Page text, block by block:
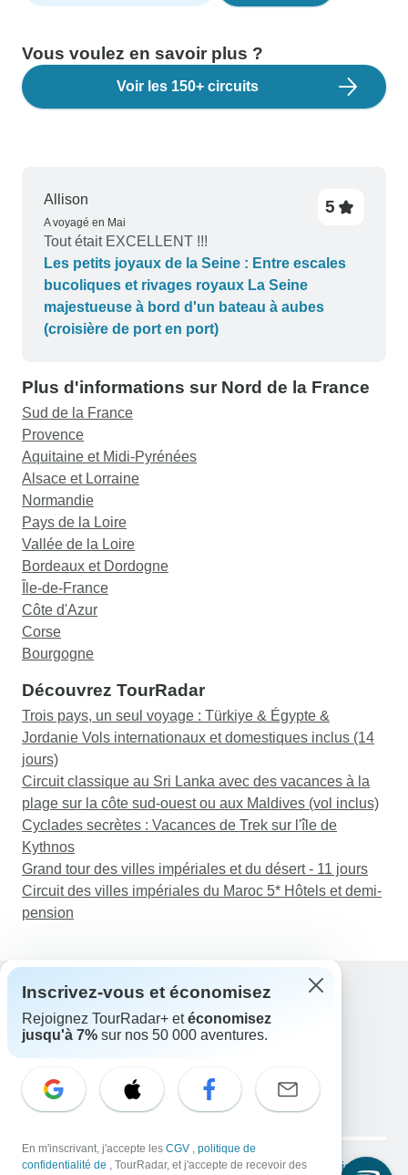
Vous voulez en savoir plus ?
Voir les 150+ circuits
Allison
A voyagé en Mai
5
Tout était EXCELLENT !!!
Les petits joyaux de la Seine : Entre escales
bucoliques et rivages royaux La Seine
majestueuse à bord d'un bateau à aubes
(croisière de port en port)
Plus d'informations sur Nord de la France
Sud de la France
Provence
Aquitaine et Midi-Pyrénées
Alsace et Lorraine
Normandie
Pays de la Loire
Vallée de la Loire
Bordeaux et Dordogne
Île-de-France
Côte d'Azur
Corse
Bourgogne
Découvrez TourRadar
Trois pays, un seul voyage : Türkiye & Égypte &
Jordanie Vols internationaux et domestiques inclus (14
jours)
Circuit classique au Sri Lanka avec des vacances à la
plage sur la côte sud-ouest ou aux Maldives (vol inclus)
Cyclades secrètes : Vacances de Trek sur l'île de
Kythnos
Grand tour des villes impériales et du désert - 11 jours
Circuit des villes impériales du Maroc 5* Hôtels et demi-
pension
Assistance
Contactez-nous
E-mail: support@tourradar.com
Sélectionnez la langue
Copyright © TourRadar. Tous droits réservés.
Mentions légales Politique de confidentialité Cookies
Inscrivez-vous et économisez
Rejoignez TourRadar+ etéconomisez
jusqu'à 7% sur nos 50 000 aventures.
En m'inscrivant, j'accepte les CGV , politique de
confidentialité de , TourRadar, et j'accepte de recevoir des